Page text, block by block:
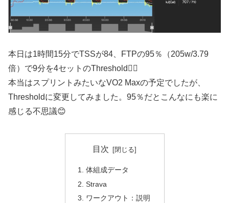
本日は1時間15分でTSSが84、FTPの95％（205w/3.79
倍）で9分を4セットのThreshold🚴‍♂️
本当はスプリントみたいなVO2 Maxの予定でしたが、
Thresholdに変更してみました。95％だとこんなにも楽に
感じる不思議😊
目次
体組成データ
Strava
ワークアウト：説明